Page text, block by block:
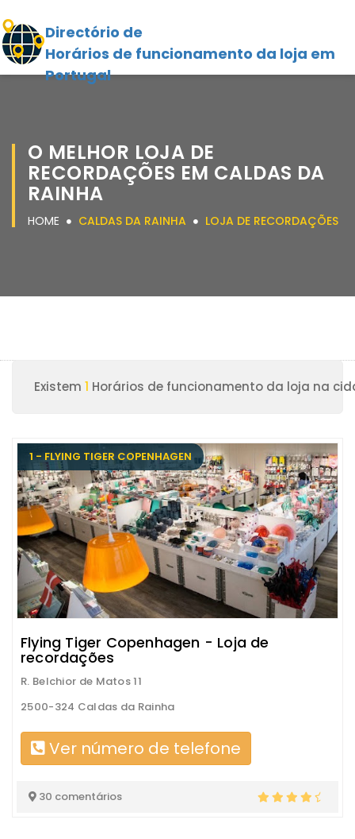
Directório de
Horários de funcionamento da loja em
Portugal
O MELHOR LOJA DE
RECORDAÇÕES EM CALDAS DA
RAINHA
HOME CALDAS DA RAINHA LOJA DE RECORDAÇÕES
Existem 1 Horários de funcionamento da loja na
1 - FLYING TIGER COPENHAGEN
Flying Tiger Copenhagen - Loja de
recordações
R. Belchior de Matos 11
2500-324 Caldas da Rainha
Ver número de telefone
30 comentários